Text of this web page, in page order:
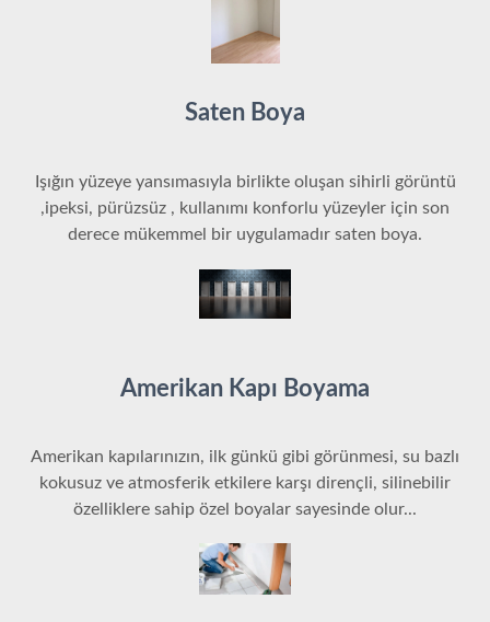
Saten Boya
Işığın yüzeye yansımasıyla birlikte oluşan sihirli görüntü
,ipeksi, pürüzsüz , kullanımı konforlu yüzeyler için son
derece mükemmel bir uygulamadır saten boya.
Amerikan Kapı Boyama
Amerikan kapılarınızın, ilk günkü gibi görünmesi, su bazlı
kokusuz ve atmosferik etkilere karşı dirençli, silinebilir
özelliklere sahip özel boyalar sayesinde olur...